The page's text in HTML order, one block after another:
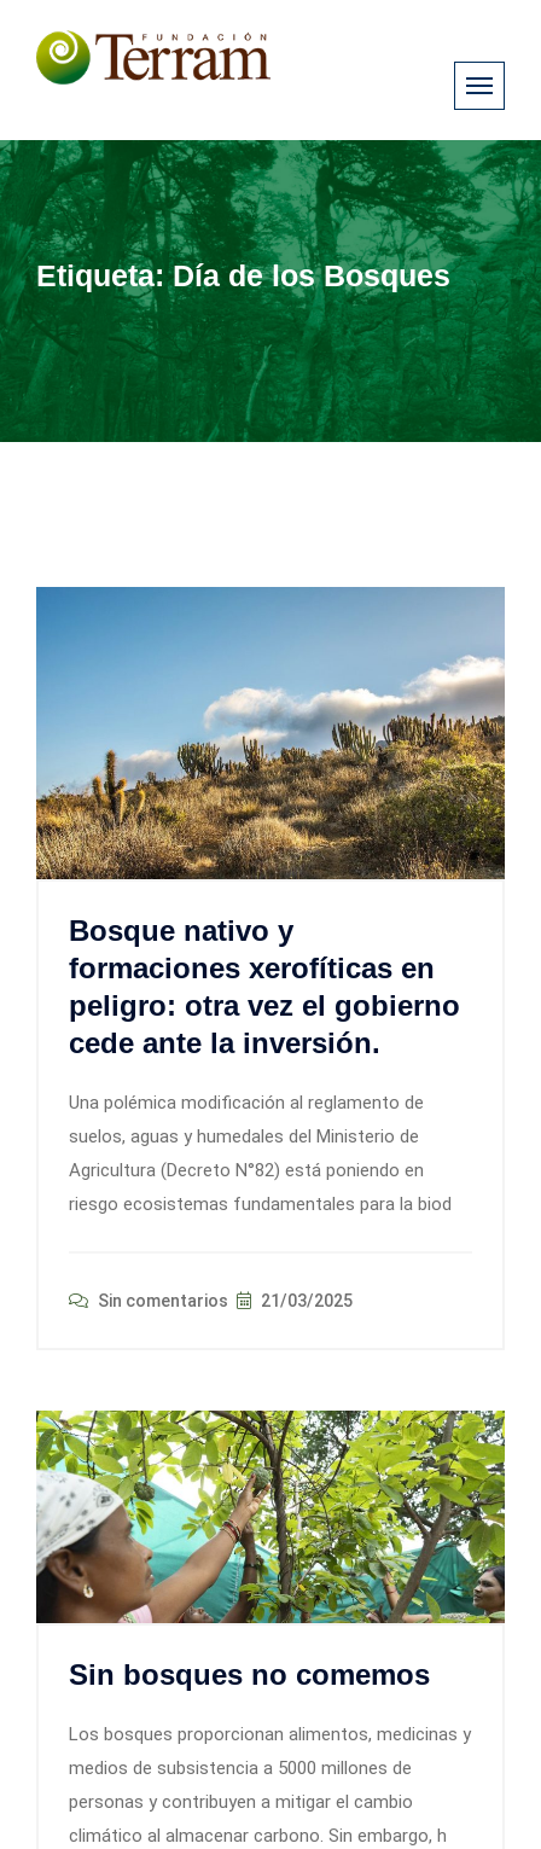
Etiqueta:Día de los Bosques
Bosque nativo y
formaciones xerofíticas en
peligro: otra vez el gobierno
cede ante la inversión.
Una polémica modificación al reglamento de
suelos, aguas y humedales del Ministerio de
Agricultura (Decreto N°82) está poniendo en
riesgo ecosistemas fundamentales para la biod
Sin comentarios 21/03/2025
Sin bosques no comemos
Los bosques proporcionan alimentos, medicinas y
medios de subsistencia a 5000 millones de
personas y contribuyen a mitigar el cambio
climático al almacenar carbono. Sin embargo, h